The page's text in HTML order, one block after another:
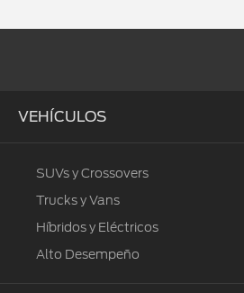
VEHÍCULOS
SUVs y Crossovers
Trucks y Vans
Híbridos y Eléctricos
Alto Desempeño